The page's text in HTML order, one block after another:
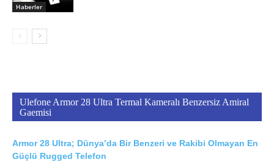
Haberler
Ulefone Armor 28 Ultra Termal Kameralı Benzersiz Amiral
Gaemisi
Armor 28 Ultra; Dünya’da Bir Benzeri ve Rakibi Olmayan En
Güçlü Rugged Telefon